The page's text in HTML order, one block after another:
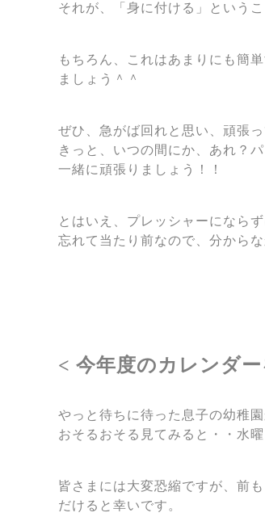
それが、「身に付ける」というこ
もちろん、これはあまりにも簡
ましょう＾＾
ぜひ、急がば回れと思い、頑張っ
きっと、いつの間にか、あれ？
一緒に頑張りましょう！！
とはいえ、プレッシャーになら
忘れて当たり前なので、分から
< 今年度のカレンダ
やっと待ちに待った息子の幼稚
おそるおそる見てみると・・水
皆さまには大変恐縮ですが、前
だけると幸いです。